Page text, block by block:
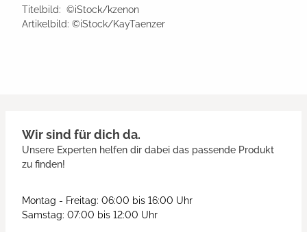
Titelbild: ©iStock/kzenon
Artikelbild: ©iStock/KayTaenzer
Wir sind für dich da.
Unsere Experten helfen dir dabei das passende Produkt
zu finden!
Montag - Freitag: 06:00 bis 16:00 Uhr
Samstag: 07:00 bis 12:00 Uhr